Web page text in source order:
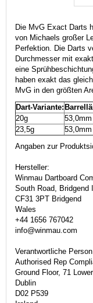
Die MvG Exact Darts
von Michaels großer
Perfektion. Die Darts
Durchmesser mit
eine
haben exakt das
MvG in den größten
Dart-Variante:
20g
53,0mm
23,5g
53,0mm
Angaben zur
Hersteller:
Winmau Dartboard
South Road, Bridgend
CF31 3PT Bridgend
Wales
+44 1656 767042
info@winmau.com
Verantwortliche
Authorised Rep
Ground Floor, 71
Dublin
D02 P539